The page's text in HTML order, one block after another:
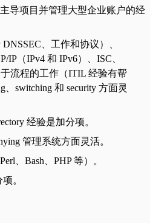
导项目并管理大型企业账户的经
、工作和协议）、
IP（IPv4 和 IPv6）、ISC、
流程的工作（ITIL 经验有帮
、switching 和 security 方面灵
经验是加分项。
管理系统方面灵活。
、Bash、PHP 等）。
。